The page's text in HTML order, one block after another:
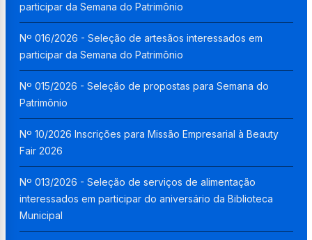
participar da Semana do Patrimônio
Nº 016/2026 - Seleção de artesãos interessados em
participar da Semana do Patrimônio
Nº 015/2026 - Seleção de propostas para Semana do
Patrimônio
Nº 10/2026 Inscrições para Missão Empresarial à Beauty
Fair 2026
Nº 013/2026 - Seleção de serviços de alimentação
interessados em participar do aniversário da Biblioteca
Municipal